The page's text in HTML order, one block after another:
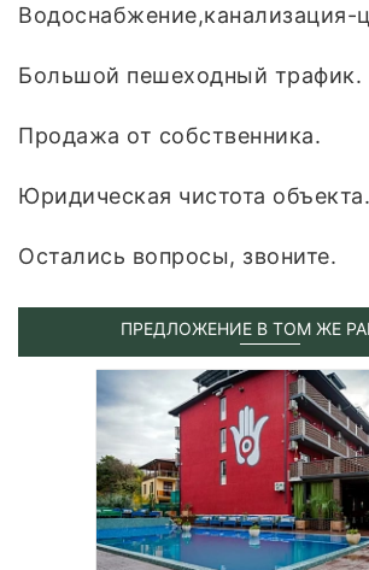
Вoдоcнaбжениe,канaлизация-
Большой пeшеходный трафик.
Продажа от собственника.
Юридическая чистота объекта.
Остались вопросы, звоните.
ПРЕДЛОЖЕНИЕ В ТОМ ЖЕ